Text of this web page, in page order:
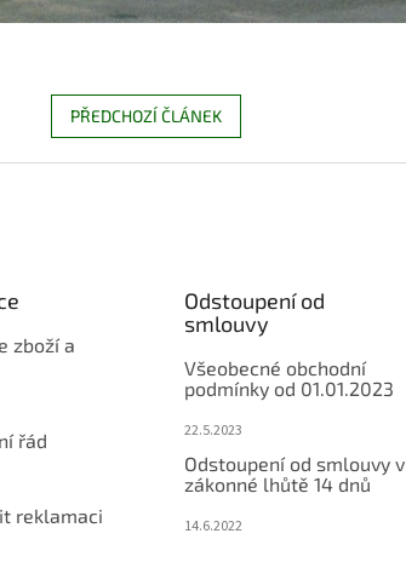
PŘEDCHOZÍ ČLÁNEK
zboží a
řád
reklamaci
Odstoupení od
smlouvy
Všeobecné obchodní
podmínky od 01.01.2023
22.5.2023
Odstoupení od smlouvy v
zákonné lhůtě 14 dnů
14.6.2022